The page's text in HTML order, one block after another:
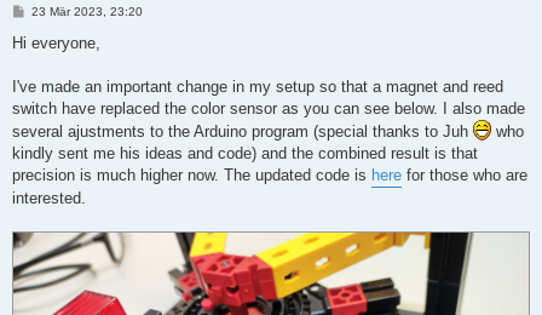
B
a
23 Mär 2023, 23:20
Hi everyone,
I've made an important change in my setup so that a magnet and reed
switch have replaced the color sensor as you can see below. I also made
several ajustments to the Arduino program (special thanks to Juh
who
kindly sent me his ideas and code) and the combined result is that
precision is much higher now. The updated code is here for those who are
interested.